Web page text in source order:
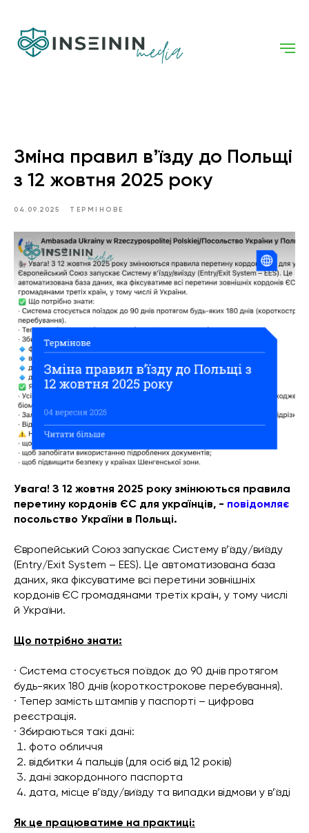
Зміна правил вʼїзду до Польщі
з 12 жовтня 2025 року
04.09.2025 ТЕРМІНОВЕ
Увага! З 12 жовтня 2025 року змінюються правила
перетину кордонів ЄС для українців, - повідомляє
посольство України в Польщі.
Європейський Союз запускає Систему в’їзду/виїзду
(Entry/Exit System – EES). Це автоматизована база
даних, яка фіксуватиме всі перетини зовнішніх
кордонів ЄС громадянами третіх країн, у тому числі
й України.
Що потрібно знати:
· Система стосується поїздок до 90 днів протягом
будь-яких 180 днів (короткострокове перебування).
· Тепер замість штампів у паспорті – цифрова
реєстрація.
· Збираються такі дані:
фото обличчя
відбитки 4 пальців (для осіб від 12 років)
дані закордонного паспорта
дата, місце в’їзду/виїзду та випадки відмови у в’їзді
Як це працюватиме на практиці: